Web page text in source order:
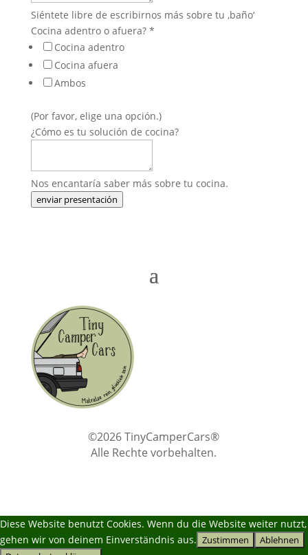
Siéntete libre de escribirnos más sobre tu ‚baño‘
Cocina adentro o afuera? *
Cocina adentro
Cocina afuera
Ambos
(Por favor, elige una opción.)
¿Cómo es tu solución de cocina?
Nos encantaría saber más sobre tu cocina.
enviar presentación
©2026 TinyCamperCars®
Alle Rechte vorbehalten.
Diese Website benutzt Cookies. Wenn du die Website weiter nutzt,
gehen wir von deinem Einverständnis aus. Zustimmen
Ablehnen